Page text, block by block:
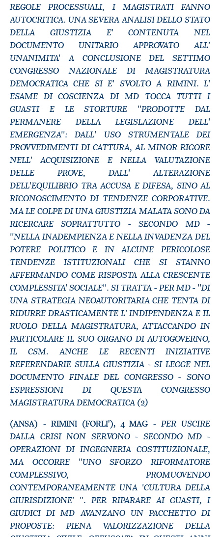
REGOLE PROCESSUALI, I MAGISTRATI FANNO
AUTOCRITICA. UNA SEVERA ANALISI DELLO STATO
DELLA GIUSTIZIA E' CONTENUTA NEL
DOCUMENTO UNITARIO APPROVATO ALL'
UNANIMITA' A CONCLUSIONE DEL SETTIMO
CONGRESSO NAZIONALE DI MAGISTRATURA
DEMOCRATICA CHE SI E' SVOLTO A RIMINI. L'
ESAME DI COSCIENZA DI MD TOCCA TUTTI I
GUASTI E LE STORTURE ''PRODOTTE DAL
PERMANERE DELLA LEGISLAZIONE DELL'
EMERGENZA'': DALL' USO STRUMENTALE DEI
PROVVEDIMENTI DI CATTURA, AL MINOR RIGORE
NELL' ACQUISIZIONE E NELLA VALUTAZIONE
DELLE PROVE, DALL' ALTERAZIONE
DELL'EQUILIBRIO TRA ACCUSA E DIFESA, SINO AL
RICONOSCIMENTO DI TENDENZE CORPORATIVE.
MA LE COLPE DI UNA GIUSTIZIA MALATA SONO DA
RICERCARE SOPRATTUTTO - SECONDO MD -
''NELLA INADEMPIENZA E NELLA INVADENZA DEL
POTERE POLITICO E IN ALCUNE PERICOLOSE
TENDENZE ISTITUZIONALI CHE SI STANNO
AFFERMANDO COME RISPOSTA ALLA CRESCENTE
COMPLESSITA' SOCIALE''. SI TRATTA - PER MD - ''DI
UNA STRATEGIA NEOAUTORITARIA CHE TENTA DI
RIDURRE DRASTICAMENTE L' INDIPENDENZA E IL
RUOLO DELLA MAGISTRATURA, ATTACCANDO IN
PARTICOLARE IL SUO ORGANO DI AUTOGOVERNO,
IL CSM. ANCHE LE RECENTI INIZIATIVE
REFERENDARIE SULLA GIUSTIZIA - SI LEGGE NEL
DOCUMENTO FINALE DEL CONGRESSO - SONO
ESPRESSIONI DI QUESTA CONGRESSO
MAGISTRATURA DEMOCRATICA (2)
(ANSA) - RIMINI (FORLI'), 4 MAG -PER USCIRE
DALLA CRISI NON SERVONO - SECONDO MD -
OPERAZIONI DI INGEGNERIA COSTITUZIONALE,
MA OCCORRE ''UNO SFORZO RIFORMATORE
COMPLESSIVO, PROMUOVENDO
CONTEMPORANEAMENTE UNA 'CULTURA DELLA
GIURISDIZIONE' ''. PER RIPARARE AI GUASTI, I
GIUDICI DI MD AVANZANO UN PACCHETTO DI
PROPOSTE: PIENA VALORIZZAZIONE DELLA